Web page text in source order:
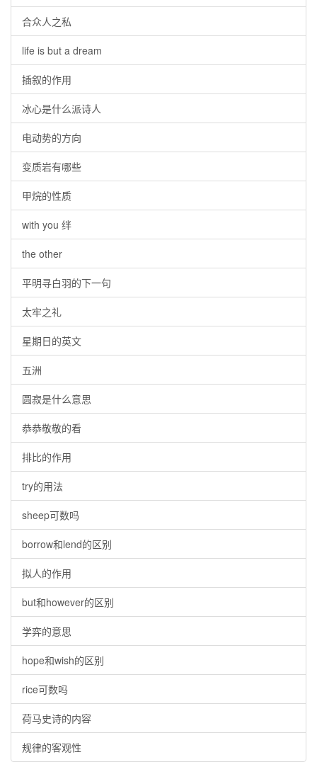
合众人之私
life is but a dream
插叙的作用
冰心是什么派诗人
电动势的方向
变质岩有哪些
甲烷的性质
with you 绊
the other
平明寻白羽的下一句
太牢之礼
星期日的英文
五洲
圆寂是什么意思
恭恭敬敬的看
排比的作用
try的用法
sheep可数吗
borrow和lend的区别
拟人的作用
but和however的区别
学弈的意思
hope和wish的区别
rice可数吗
荷马史诗的内容
规律的客观性